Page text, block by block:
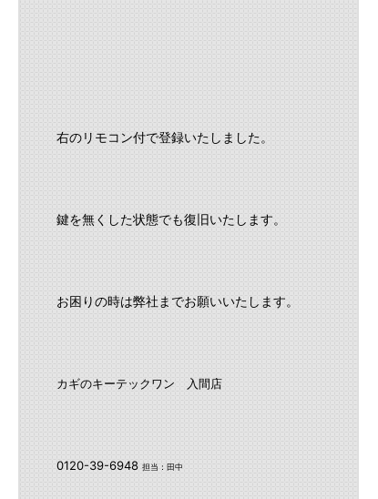
右のリモコン付で登録いたしました。
鍵を無くした状態でも復旧いたします。
お困りの時は弊社までお願いいたします。
カギのキーテックワン 入間店
0120-39-6948 担当：田中